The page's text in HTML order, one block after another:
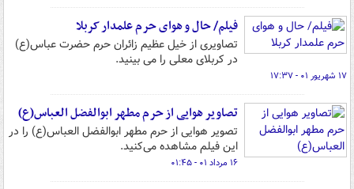
فیلم/ حال و هوای حرم علمدار کربلا
تصاویری از خیل عظیم زائران حرم حضرت عباس(ع)
در کربلای معلی را می بینید.
۱۷ شهریور ۰۱ - ۱۷:۳۷
تصاویر هوایی از حرم مطهر ابوالفضل العباس(ع)
تصویر هوایی از حرم مطهر ابوالفضل العباس(ع) را در
این فیلم مشاهده می‌کنید.
۱۶ مرداد ۰۱ - ۰۱:۴۵